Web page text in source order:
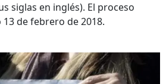
siglas en inglés). El proceso
de febrero de 2018.